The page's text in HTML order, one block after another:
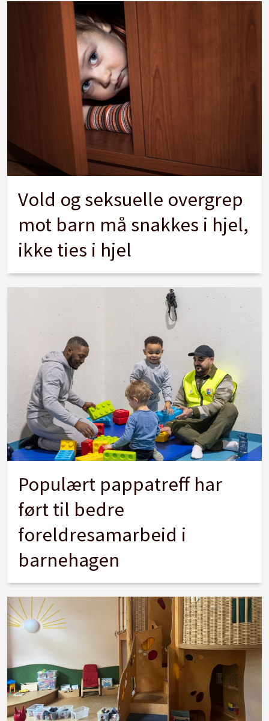
Vold og seksuelle overgrep
mot barn må snakkes i hjel,
ikke ties i hjel
Populært pappatreff har
ført til bedre
foreldresamarbeid i
barnehagen